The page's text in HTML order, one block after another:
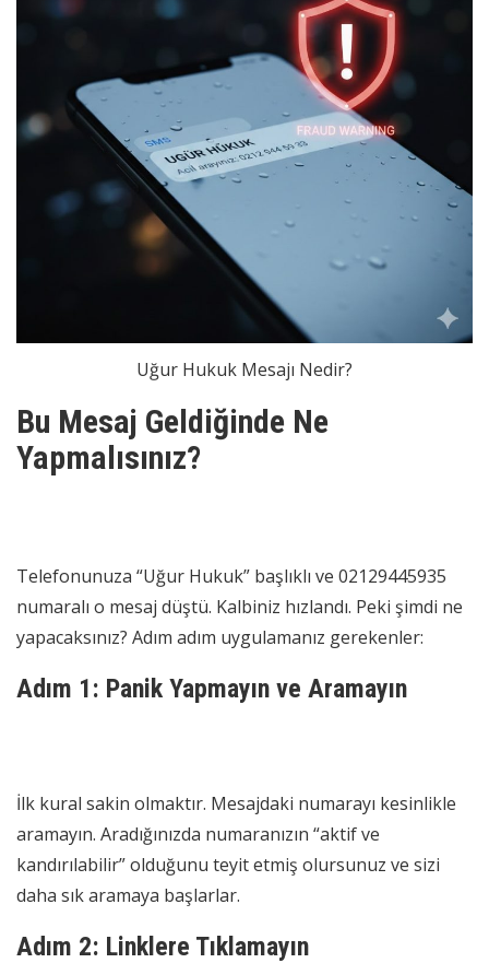
Uğur Hukuk Mesajı Nedir?
Bu Mesaj Geldiğinde Ne
Yapmalısınız?
Telefonunuza “Uğur Hukuk” başlıklı ve 02129445935
numaralı o mesaj düştü. Kalbiniz hızlandı. Peki şimdi ne
yapacaksınız? Adım adım uygulamanız gerekenler:
Adım 1: Panik Yapmayın ve Aramayın
İlk kural sakin olmaktır. Mesajdaki numarayı kesinlikle
aramayın. Aradığınızda numaranızın “aktif ve
kandırılabilir” olduğunu teyit etmiş olursunuz ve sizi
daha sık aramaya başlarlar.
Adım 2: Linklere Tıklamayın